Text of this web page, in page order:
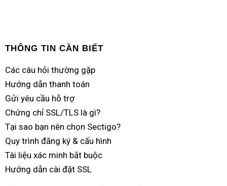
THÔNG TIN CẦN BIẾT
Các câu hỏi thường gặp
Hướng dẫn thanh toán
Gửi yêu cầu hỗ trợ
Chứng chỉ SSL/TLS là gì?
Tại sao bạn nên chọn Sectigo?
Quy trình đăng ký & cấu hình
Tài liệu xác minh bắt buộc
Hướng dẫn cài đặt SSL